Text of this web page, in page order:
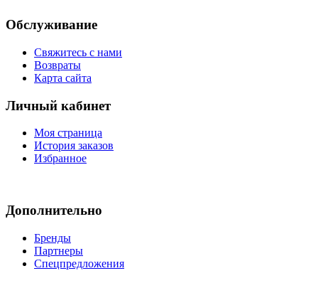
Обслуживание
Свяжитесь с нами
Возвраты
Карта сайта
Личный кабинет
Моя страница
История заказов
Избранное
Дополнительно
Бренды
Партнеры
Спецпредложения